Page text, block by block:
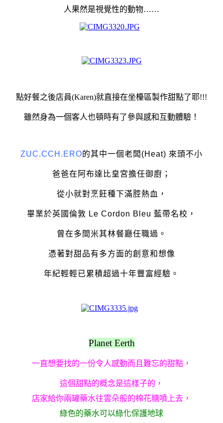
人果然是視覺性的動物……
點好餐之後店員(Karen)就直接在坐檯區製作甜點了耶!!!
雖然身為一個客人也頓時有了參與感和互動體驗！
ZUC.CCH.ERO的其中一個老闆(Heat) 來頭不小
爸爸在阿布達比皇宮擔任御廚；
從小就對烹飪種下滿腔熱血，
畢業於英國倫敦 Le Cordon Bleu 藍帶名校，
曾在多間米其林餐廳任職過。
憑著對甜品有多方面的創意和想像
年紀輕輕已累積超過十年豐富經驗。
Planet Eerth
一直想要找的一份令人感動而且難忘的甜點，
這個甜點的概念是這樣子的，
店家給你兩罐藥水往雲朵般的棉花糖噴上去，
綠色的藥水可以綠化保護地球